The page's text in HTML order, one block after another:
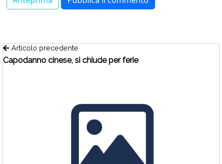
Articolo precedente
Capodanno cinese, si chiude per ferie